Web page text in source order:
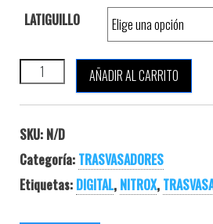
LATIGUILLO
METALSUB TRASVASADOR DIGITAL
AÑADIR AL CARRITO
SKU: N/D
Categoría: TRASVASADORES
Etiquetas: DIGITAL, NITROX,